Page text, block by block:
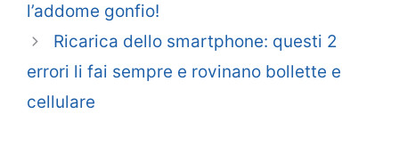
l’addome gonfio!
Ricarica dello smartphone: questi 2
errori li fai sempre e rovinano bollette e
cellulare